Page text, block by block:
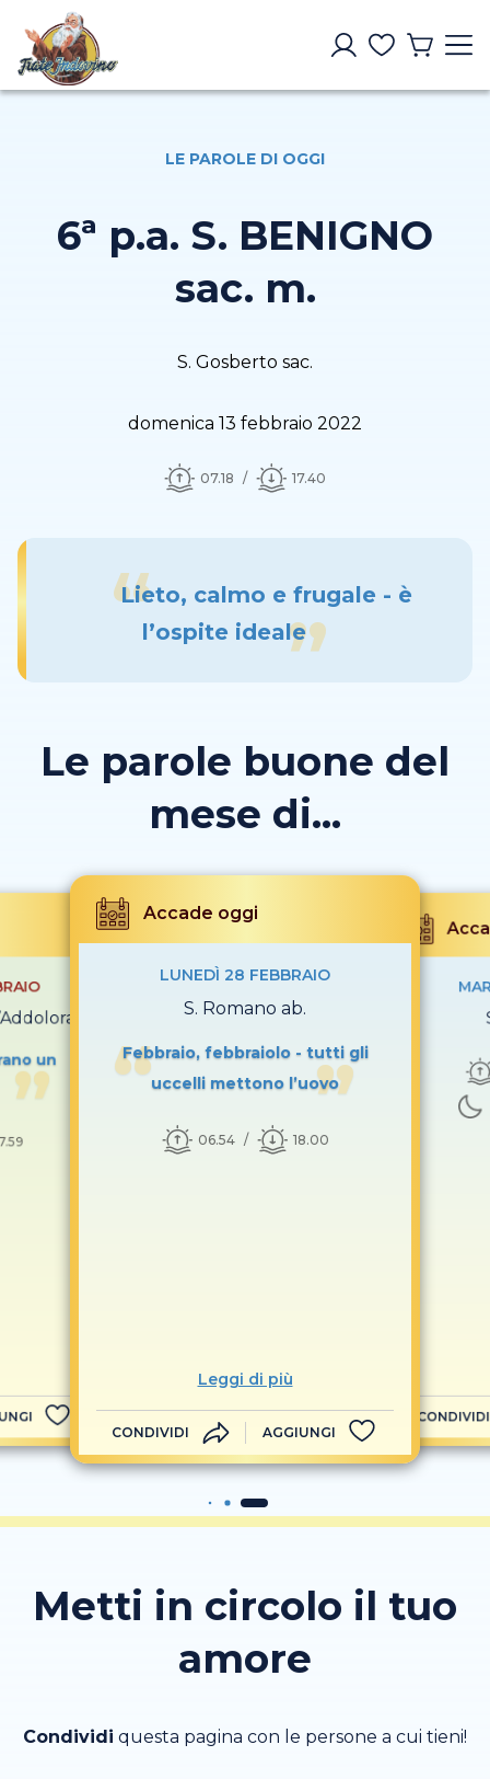
LE PAROLE DI OGGI
6ª p.a. S. BENIGNO
sac. m.
S. Gosberto sac.
domenica 13 febbraio 2022
07.18 17.40
Lieto, calmo e frugale - è
l’ospite ideale
Le parole buone del
mese di...
un
Accade oggi
LUNEDÌ 28 FEBBRAIO
S. Romano ab.
Febbraio, febbraiolo - tutti gli
uccelli mettono l’uovo
06.54 18.00
Leggi di più
CONDIVIDI AGGIUNGI
CONDIVIDI
Metti in circolo il tuo
amore
Condividi questa pagina con le persone a cui tieni!